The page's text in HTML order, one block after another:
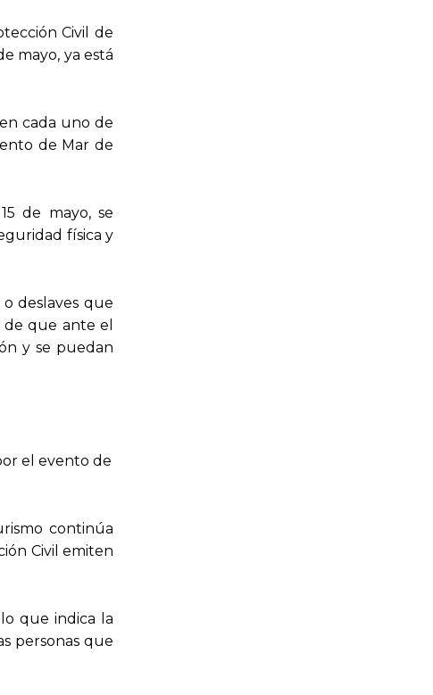
Civil de
mayo, ya está
cada uno de
de Mar de
de mayo, se
física y
deslaves que
que ante el
y se puedan
el evento de
continúa
Civil emiten
que indica la
personas que